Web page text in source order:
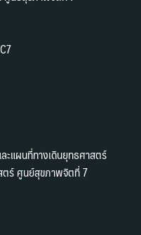
แผนที่ทางเดินยุทธศาสตร์
ร์ ศูนย์สุขภาพจิตที่ 7